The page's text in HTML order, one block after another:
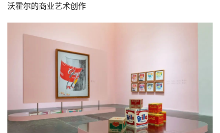
沃霍尔的商业艺术创作